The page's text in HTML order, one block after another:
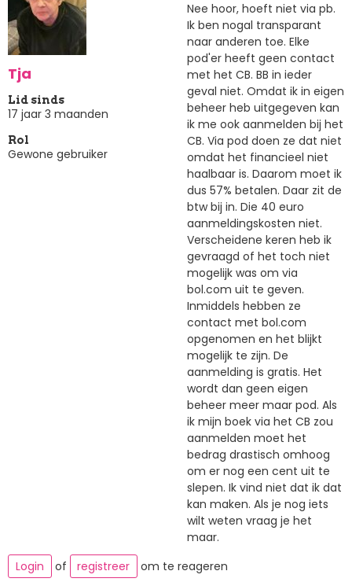
Tja
Lid sinds
17 jaar 3 maanden
Rol
Gewone gebruiker
Nee hoor, hoeft niet via pb.
Ik ben nogal transparant
naar anderen toe. Elke
pod'er heeft geen contact
met het CB. BB in ieder
geval niet. Omdat ik in eigen
beheer heb uitgegeven kan
ik me ook aanmelden bij het
CB. Via pod doen ze dat niet
omdat het financieel niet
haalbaar is. Daarom moet ik
dus 57% betalen. Daar zit de
btw bij in. Die 40 euro
aanmeldingskosten niet.
Verscheidene keren heb ik
gevraagd of het toch niet
mogelijk was om via
bol.com uit te geven.
Inmiddels hebben ze
contact met bol.com
opgenomen en het blijkt
mogelijk te zijn. De
aanmelding is gratis. Het
wordt dan geen eigen
beheer meer maar pod. Als
ik mijn boek via het CB zou
aanmelden moet het
bedrag drastisch omhoog
om er nog een cent uit te
slepen. Ik vind niet dat ik dat
kan maken. Als je nog iets
wilt weten vraag je het
maar.
Login
of registreer om te reageren